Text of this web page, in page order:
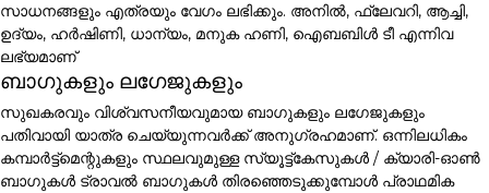
സാധനങ്ങളും എത്രയും വേഗം ലഭിക്കും. അനിൽ, ഫ്ലേവറി, ആച്ചി,
ഉദ്യം, ഹർഷിണി, ധാന്യം, മനുക ഹണി, ഐബബിൾ ടീ എന്നിവ
ലഭ്യമാണ്
ബാഗുകളും ലഗേജുകളും
സുഖകരവും വിശ്വസനീയവുമായ ബാഗുകളും ലഗേജുകളും
പതിവായി യാത്ര ചെയ്യുന്നവർക്ക് അനുഗ്രഹമാണ്. ഒന്നിലധികം
കമ്പാർട്ട്മെന്റുകളും സ്ഥലവുമുള്ള സ്യൂട്ട്കേസുകൾ / ക്യാരി-ഓൺ
ബാഗുകൾ ട്രാവൽ ബാഗുകൾ തിരഞ്ഞെടുക്കുമ്പോൾ പ്രാഥമിക